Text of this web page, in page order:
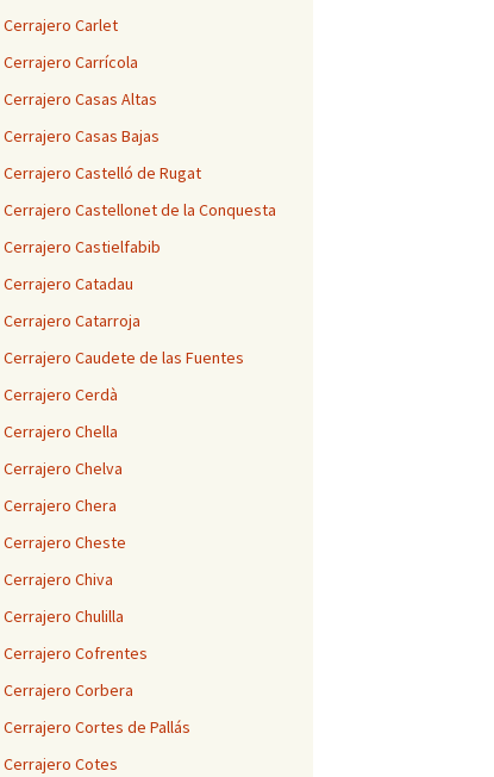
Cerrajero Carlet
Cerrajero Carrícola
Cerrajero Casas Altas
Cerrajero Casas Bajas
Cerrajero Castelló de Rugat
Cerrajero Castellonet de la Conquesta
Cerrajero Castielfabib
Cerrajero Catadau
Cerrajero Catarroja
Cerrajero Caudete de las Fuentes
Cerrajero Cerdà
Cerrajero Chella
Cerrajero Chelva
Cerrajero Chera
Cerrajero Cheste
Cerrajero Chiva
Cerrajero Chulilla
Cerrajero Cofrentes
Cerrajero Corbera
Cerrajero Cortes de Pallás
Cerrajero Cotes